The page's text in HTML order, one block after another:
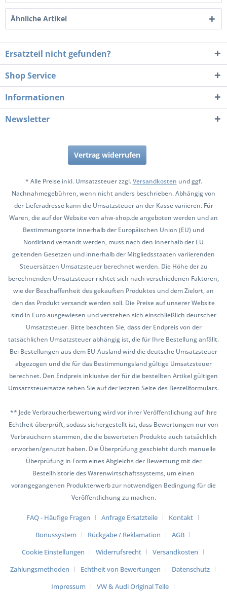
Ähnliche Artikel
Ersatzteil nicht gefunden?
Shop Service
Informationen
Newsletter
Vertrag widerrufen
* Alle Preise inkl. Umsatzsteuer zzgl.Versandkosten und ggf.
Nachnahmegebühren, wenn nicht anders beschrieben. Abhängig von
der Lieferadresse kann die Umsatzsteuer an der Kasse variieren. Für
Waren, die auf der Website von ahw-shop.de angeboten werden und an
Bestimmungsorte innerhalb der Europäischen Union (EU) und
Nordirland versandt werden, muss nach den innerhalb der EU
geltenden Gesetzen und innerhalb der Mitgliedsstaaten variierenden
Steuersätzen Umsatzsteuer berechnet werden. Die Höhe der zu
berechnenden Umsatzsteuer richtet sich nach verschiedenen Faktoren,
wie der Beschaffenheit des gekauften Produktes und dem Zielort, an
den das Produkt versandt werden soll. Die Preise auf unserer Website
sind in Euro ausgewiesen und verstehen sich einschließlich deutscher
Umsatzsteuer. Bitte beachten Sie, dass der Endpreis von der
tatsächlichen Umsatzsteuer abhängig ist, die für Ihre Bestellung anfällt.
Bei Bestellungen aus dem EU-Ausland wird die deutsche Umsatzsteuer
abgezogen und die für das Bestimmungsland gültige Umsatzsteuer
berechnet. Den Endpreis inklusive der für die bestellten Artikel gültigen
Umsatzsteuersätze sehen Sie auf der letzten Seite des Bestellformulars.
** Jede Verbraucherbewertung wird vor ihrer Veröffentlichung auf ihre
Echtheit überprüft, sodass sichergestellt ist, dass Bewertungen nur von
Verbrauchern stammen, die die bewerteten Produkte auch tatsächlich
erworben/genutzt haben. Die Überprüfung geschieht durch manuelle
Überprüfung in Form eines Abgleichs der Bewertung mit der
Bestellhistorie des Warenwirtschaftssystems, um einen
vorangegangenen Produkterwerb zur notwendigen Bedingung für die
Veröffentlichung zu machen.
FAQ - Häufige Fragen Anfrage Ersatzteile
Kontakt
Bonussystem
Rückgabe / Reklamation
AGB
Cookie Einstellungen
Widerrufsrecht
Versandkosten
Zahlungsmethoden
Echtheit von Bewertungen
Datenschutz
Impressum
VW & Audi Original Teile